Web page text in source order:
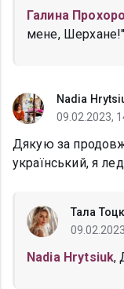
Галина
мене,
Nadia
09.02.2023,
Дякую за
український, я
Тала
Nadia Hrytsiuk,